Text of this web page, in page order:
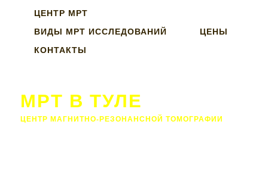
ЦЕНТР МРТ
ВИДЫ МРТ ИССЛЕДОВАНИЙ
ЦЕНЫ
КОНТАКТЫ
МРТ В ТУЛЕ
ЦЕНТР МАГНИТНО-РЕЗОНАНСНОЙ ТОМОГРАФИИ